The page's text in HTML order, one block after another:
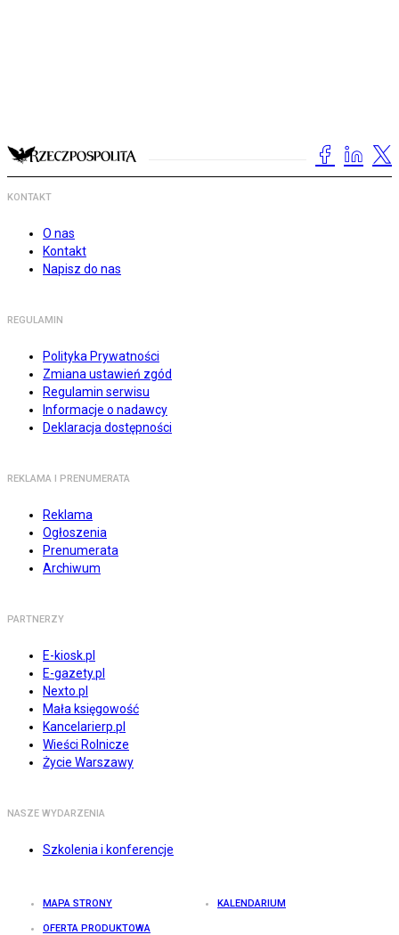
KONTAKT
O nas
Kontakt
Napisz do nas
REGULAMIN
Polityka Prywatności
Zmiana ustawień zgód
Regulamin serwisu
Informacje o nadawcy
Deklaracja dostępności
REKLAMA I PRENUMERATA
Reklama
Ogłoszenia
Prenumerata
Archiwum
PARTNERZY
E-kiosk.pl
E-gazety.pl
Nexto.pl
Mała księgowość
Kancelarierp.pl
Wieści Rolnicze
Życie Warszawy
NASZE WYDARZENIA
Szkolenia i konferencje
MAPA STRONY KALENDARIUM
OFERTA PRODUKTOWA